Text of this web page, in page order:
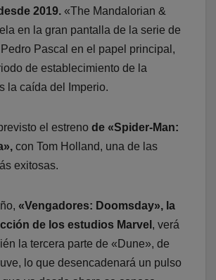
2019. «The Mandalorian &
en la gran pantalla de la serie de
Pascal en el papel principal,
de establecimiento de la
la caída del Imperio.
el estreno de «Spider-Man:
con Tom Holland, una de las
exitosas.
«Vengadores: Doomsday», la
de los estudios Marvel , verá
la tercera parte de «Dune», de
lo que desencadenará un pulso